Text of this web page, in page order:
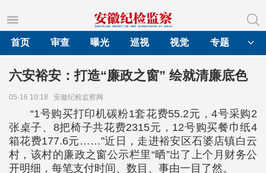
首页
审查 曝光 巡视 视觉 专题
六安裕安：打造“廉政之窗” 绘就清廉底色
05-16 10:18 安徽纪检监察网
“1号购买打印机碳粉1套花费55.2元，4号采购2
张桌子、8把椅子共花费2315元，12号购买餐巾纸4
箱花费177.6元……”近日，走进裕安区石婆店镇白云
村，该村的廉政之窗公示栏里“晒”出了上个月财务公
开明细，每笔支付时间、数目、事由一目了然。